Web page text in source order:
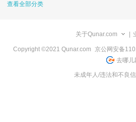
查看全部分类
关于Qunar.com
Copyright ©2021 Qunar.com 京公网安备
去哪儿
未成年人/违法和不良